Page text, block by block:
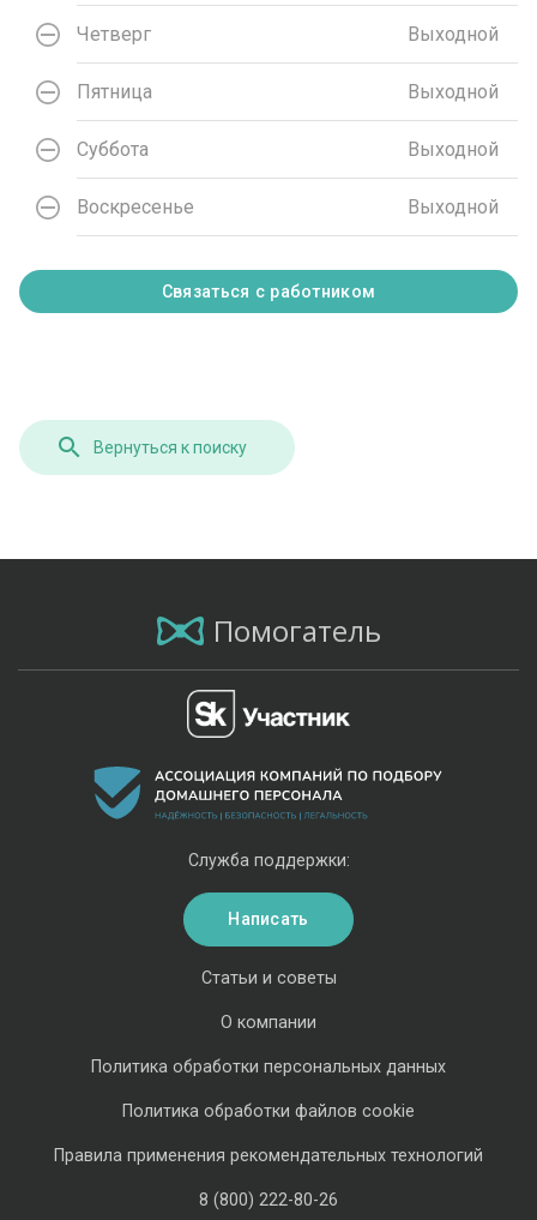
Четверг Выходной
Пятница Выходной
Суббота Выходной
Воскресенье Выходной
Связаться с работником
Вернуться к поиску
Помогатель
Статьи и советы
О компании
Политика обработки персональных данных
Политика обработки файлов cookie
Правила применения рекомендательных технологий
8 (800) 222-80-26
Служба поддержки:
Написать